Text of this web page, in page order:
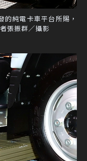
純電卡車平台所賜，
張振群／攝影